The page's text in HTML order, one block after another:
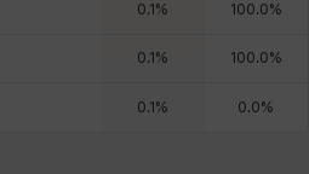
0.1 % 100.0%
0.1 % 100.0%
0.1 % 0.0%